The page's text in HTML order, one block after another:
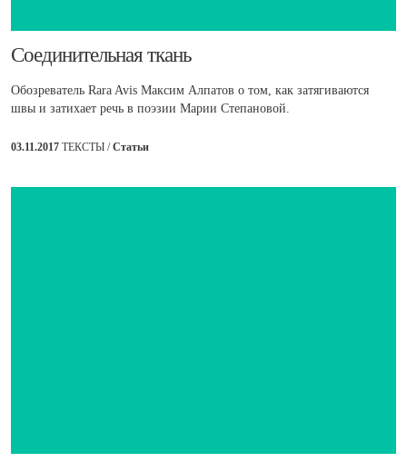
​Соединительная ткань
Обозреватель Rara Avis Максим Алпатов о том, как затягиваются
швы и затихает речь в поэзии Марии Степановой.
03.11.2017 ТЕКСТЫ /Статьи